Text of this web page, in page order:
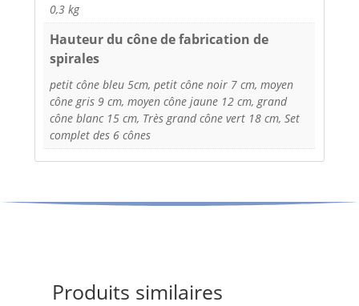
0,3 kg
Hauteur du cône de fabrication de
spirales
petit cône bleu 5cm, petit cône noir 7 cm, moyen
cône gris 9 cm, moyen cône jaune 12 cm, grand
cône blanc 15 cm, Très grand cône vert 18 cm, Set
complet des 6 cônes
Produits similaires